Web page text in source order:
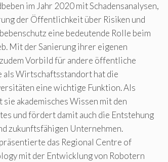
im Jahr 2020 mit Schadensanalysen,
der Öffentlichkeit über Risiken und
eine bedeutende Rolle beim
Mit der Sanierung ihrer eigenen
Vorbild für andere öffentliche
als Wirtschaftsstandort hat die
eine wichtige Funktion. Als
akademisches Wissen mit den
und fördert damit auch die Entstehung
zukunftsfähigen Unternehmen.
das Regional Centre of
mit der Entwicklung von Robotern